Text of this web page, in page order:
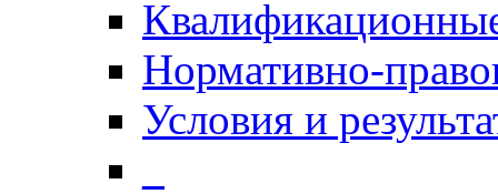
Нормативно-
Условия и